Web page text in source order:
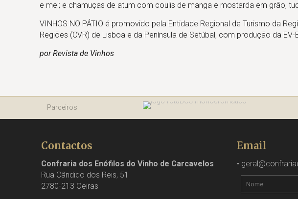
e mel; e chamuças de atum com coulis de manga e mostarda em grão,
VINHOS NO PÁTIO é promovido pela Entidade Regional de Turismo da
Regiões (CVR) de Lisboa e da Península de Setúbal, com produção da EV-
por Revista de Vinhos
Parceiros
Contactos
Confraria dos Enófilos do Vinho de Carcavelos
Rua Cândido dos Reis, 51
2780-213 Oeiras
Email
•